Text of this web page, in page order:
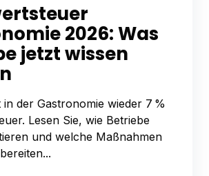
2026: Was
jetzt wissen
der Gastronomie wieder 7 %
Lesen Sie, wie Betriebe
und welche Maßnahmen